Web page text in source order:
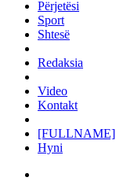
Përjetësi
Sport
Shtesë
Redaksia
Video
Kontakt
[FULLNAME]
Hyni